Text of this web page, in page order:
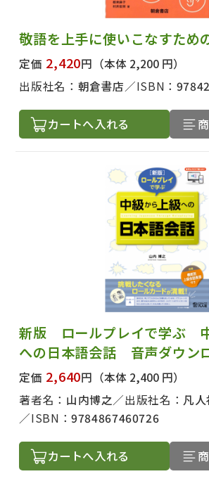
敬語を上手に使いこなすため
定価 2,420円 （本体 2,200 円）
出版社名： 朝倉書店 ISBN：
カートへ入れる
新版 ロールプレイで学ぶ
への日本語会話 音声ダウン
定価 2,640円 （本体 2,400 円）
著者名： 山内博之 出版社名： 凡人
ISBN：9784867460726
カートへ入れる